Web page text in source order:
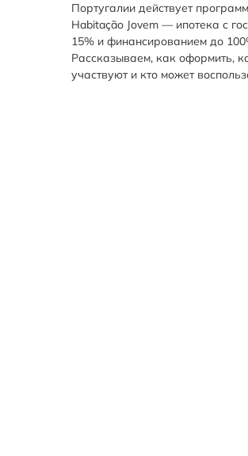
Португалии действует
Habitação Jovem — ипотека с
15% и финансированием до
Рассказываем, как оформить,
участвуют и кто может